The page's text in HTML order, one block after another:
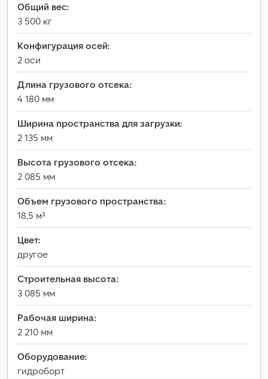
Общий вес:
3 500 кг
Конфигурация осей:
2 оси
Длина грузового отсека:
4 180 мм
Ширина пространства для загрузки:
2 135 мм
Высота грузового отсека:
2 085 мм
Объем грузового пространства:
18,5 м³
Цвет:
другое
Строительная высота:
3 085 мм
Рабочая ширина:
2 210 мм
Оборудование:
гидроборт